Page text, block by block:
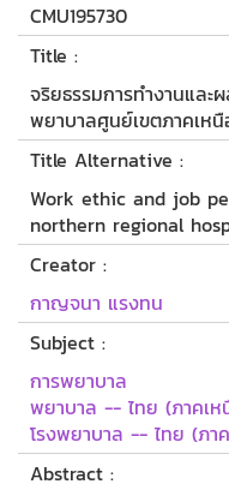
CMU195730
Title :
จริยธรรมการทำงานและ
พยาบาลศูนย์เขตภาคเห
Title Alternative :
Work ethic and job
northern regional
Creator :
กาญจนา แรงทน
Subject :
การพยาบาล
พยาบาล -- ไทย (ภาคเห
โรงพยาบาล -- ไทย (ภา
Abstract :